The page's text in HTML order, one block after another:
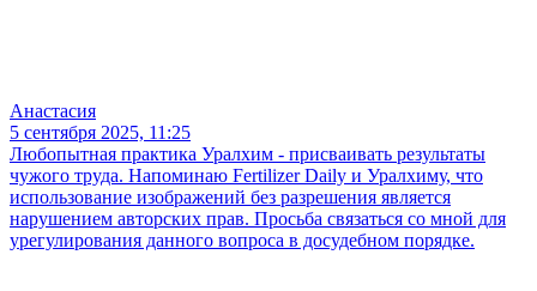
Анастасия
5 сентября 2025, 11:25
Любопытная практика Уралхим - присваивать результаты
чужого труда. Напоминаю Fertilizer Daily и Уралхиму, что
использование изображений без разрешения является
нарушением авторских прав. Просьба связаться со мной для
урегулирования данного вопроса в досудебном порядке.